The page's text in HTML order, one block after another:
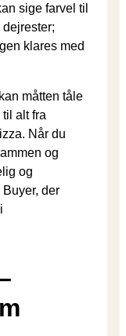
sige farvel til
klares med
måtten tåle
alt fra
Når du
og
og
der